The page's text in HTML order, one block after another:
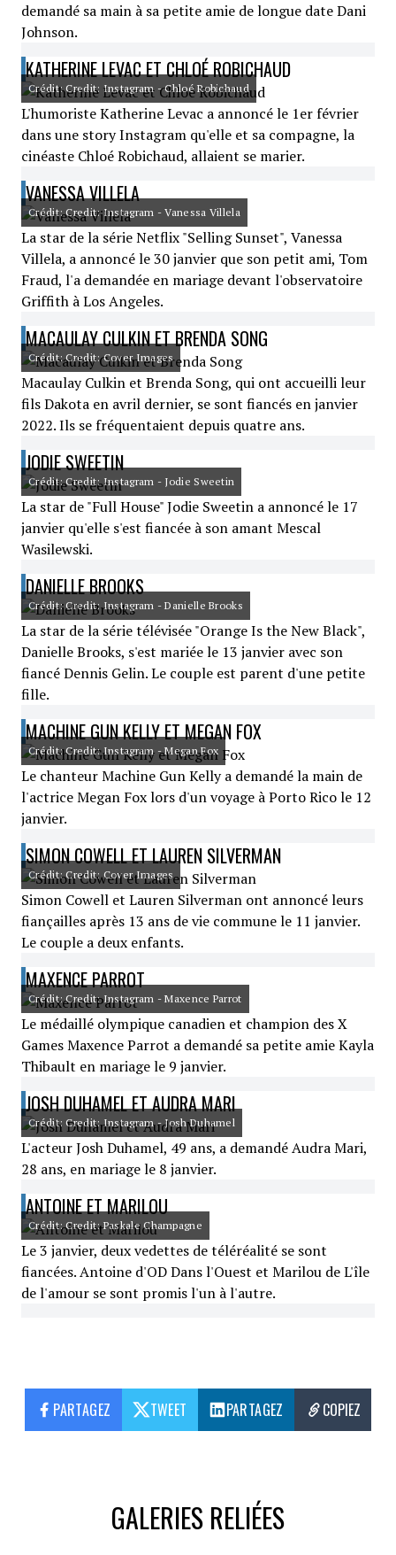
demandé sa main à sa petite amie de longue date Dani
Johnson.
KATHERINE LEVAC ET CHLOÉ ROBICHAUD
Crédit: Credit: Instagram - Chloé Robichaud
L'humoriste Katherine Levac a annoncé le 1er février
dans une story Instagram qu'elle et sa compagne, la
cinéaste Chloé Robichaud, allaient se marier.
VANESSA VILLELA
Crédit: Credit: Instagram - Vanessa Villela
La star de la série Netflix "Selling Sunset", Vanessa
Villela, a annoncé le 30 janvier que son petit ami, Tom
Fraud, l'a demandée en mariage devant l'observatoire
Griffith à Los Angeles.
MACAULAY CULKIN ET BRENDA SONG
Crédit: Credit: Cover Images
Macaulay Culkin et Brenda Song, qui ont accueilli leur
fils Dakota en avril dernier, se sont fiancés en janvier
2022. Ils se fréquentaient depuis quatre ans.
JODIE SWEETIN
Crédit: Credit: Instagram - Jodie Sweetin
La star de "Full House" Jodie Sweetin a annoncé le 17
janvier qu'elle s'est fiancée à son amant Mescal
Wasilewski.
DANIELLE BROOKS
Crédit: Credit: Instagram - Danielle Brooks
La star de la série télévisée "Orange Is the New Black",
Danielle Brooks, s'est mariée le 13 janvier avec son
fiancé Dennis Gelin. Le couple est parent d'une petite
fille.
MACHINE GUN KELLY ET MEGAN FOX
Crédit: Credit: Instagram - Megan Fox
Le chanteur Machine Gun Kelly a demandé la main de
l'actrice Megan Fox lors d'un voyage à Porto Rico le 12
janvier.
SIMON COWELL ET LAUREN SILVERMAN
Crédit: Credit: Cover Images
Simon Cowell et Lauren Silverman ont annoncé leurs
fiançailles après 13 ans de vie commune le 11 janvier.
Le couple a deux enfants.
MAXENCE PARROT
Crédit: Credit: Instagram - Maxence Parrot
Le médaillé olympique canadien et champion des X
Games Maxence Parrot a demandé sa petite amie Kayla
Thibault en mariage le 9 janvier.
JOSH DUHAMEL ET AUDRA MARI
Crédit: Credit: Instagram - Josh Duhamel
L'acteur Josh Duhamel, 49 ans, a demandé Audra Mari,
28 ans, en mariage le 8 janvier.
ANTOINE ET MARILOU
Crédit: Credit: Paskale Champagne
Le 3 janvier, deux vedettes de téléréalité se sont
fiancées. Antoine d'OD Dans l'Ouest et Marilou de L'île
de l'amour se sont promis l'un à l'autre.
PARTAGEZ TWEET PARTAGEZ COPIEZ
GALERIES RELIÉES